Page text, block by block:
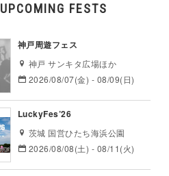
UPCOMING FESTS
神戸周遊フェス
神戸 サンキタ広場ほか
2026/08/07(金) - 08/09(日)
LuckyFes’26
茨城 国営ひたち海浜公園
2026/08/08(土) - 08/11(火)